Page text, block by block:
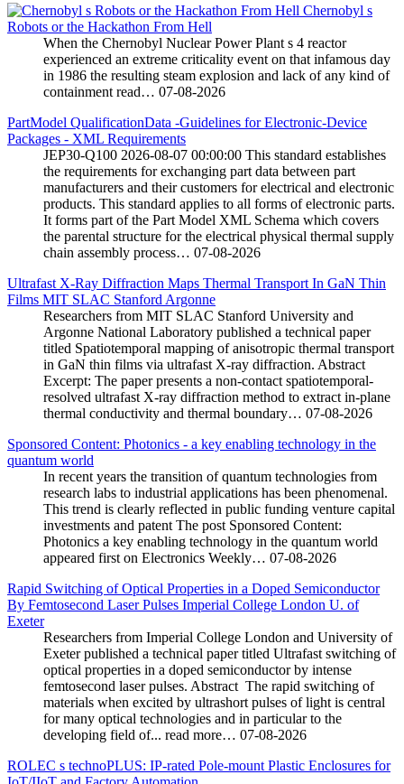
Chernobyl s
Robots or the Hackathon From Hell
When the Chernobyl Nuclear Power Plant s 4 reactor
experienced an extreme criticality event on that infamous day
in 1986 the resulting steam explosion and lack of any kind of
containment read… 07-08-2026
PartModel QualificationData -Guidelines for Electronic-Device
Packages - XML Requirements
JEP30-Q100 2026-08-07 00:00:00 This standard establishes
the requirements for exchanging part data between part
manufacturers and their customers for electrical and electronic
products. This standard applies to all forms of electronic parts.
It forms part of the Part Model XML Schema which covers
the parental structure for the electrical physical thermal supply
chain assembly process… 07-08-2026
Ultrafast X-Ray Diffraction Maps Thermal Transport In GaN Thin
Films MIT SLAC Stanford Argonne
Researchers from MIT SLAC Stanford University and
Argonne National Laboratory published a technical paper
titled Spatiotemporal mapping of anisotropic thermal transport
in GaN thin films via ultrafast X-ray diffraction. Abstract
Excerpt: The paper presents a non-contact spatiotemporal-
resolved ultrafast X-ray diffraction method to extract in-plane
thermal conductivity and thermal boundary… 07-08-2026
Sponsored Content: Photonics - a key enabling technology in the
quantum world
In recent years the transition of quantum technologies from
research labs to industrial applications has been phenomenal.
This trend is clearly reflected in public funding venture capital
investments and patent The post Sponsored Content:
Photonics a key enabling technology in the quantum world
appeared first on Electronics Weekly… 07-08-2026
Rapid Switching of Optical Properties in a Doped Semiconductor
By Femtosecond Laser Pulses Imperial College London U. of
Exeter
Researchers from Imperial College London and University of
Exeter published a technical paper titled Ultrafast switching of
optical properties in a doped semiconductor by intense
femtosecond laser pulses. Abstract The rapid switching of
materials when excited by ultrashort pulses of light is central
for many optical technologies and in particular to the
developing field of... read more… 07-08-2026
ROLEC s technoPLUS: IP-rated Pole-mount Plastic Enclosures for